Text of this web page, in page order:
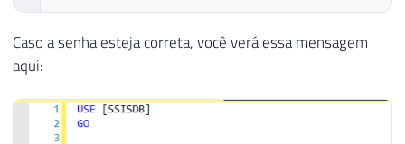
Caso a senha esteja correta, você verá essa mensagem
aqui: